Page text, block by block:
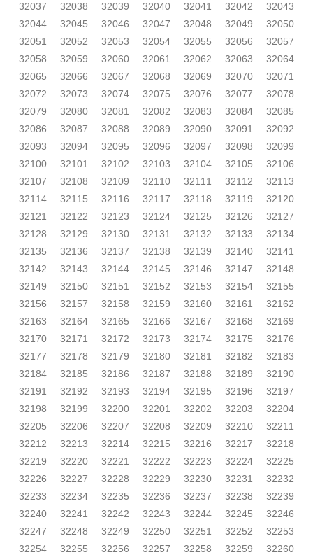
32037
32038 32039 32040 32041 32042
32043
32044
32045 32046 32047 32048 32049
32050
32051
32052 32053 32054 32055 32056
32057
32058
32059 32060 32061 32062 32063
32064
32065
32066 32067 32068 32069 32070
32071
32072
32073 32074 32075 32076 32077
32078
32079
32080 32081 32082 32083 32084
32085
32086
32087 32088 32089 32090 32091
32092
32093
32094 32095 32096 32097 32098
32099
32100
32101 32102 32103 32104 32105
32106
32107
32108 32109 32110 32111 32112
32113
32114
32115 32116 32117 32118 32119
32120
32121
32122 32123 32124 32125 32126
32127
32128
32129 32130 32131 32132 32133
32134
32135
32136 32137 32138 32139 32140
32141
32142
32143 32144 32145 32146 32147
32148
32149
32150 32151 32152 32153 32154
32155
32156
32157 32158 32159 32160 32161
32162
32163
32164 32165 32166 32167 32168
32169
32170
32171 32172 32173 32174 32175
32176
32177
32178 32179 32180 32181 32182
32183
32184
32185 32186 32187 32188 32189
32190
32191
32192 32193 32194 32195 32196
32197
32198
32199 32200 32201 32202 32203
32204
32205
32206 32207 32208 32209 32210
32211
32212
32213 32214 32215 32216 32217
32218
32219
32220 32221 32222 32223 32224
32225
32226
32227 32228 32229 32230 32231
32232
32233
32234 32235 32236 32237 32238
32239
32240
32241 32242 32243 32244 32245
32246
32247
32248 32249 32250 32251 32252
32253
32254
32255 32256 32257 32258 32259
32260